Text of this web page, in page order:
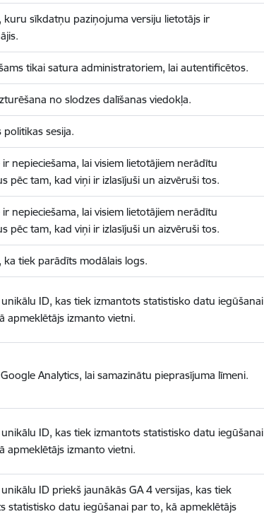
kuru sīkdatņu paziņojuma versiju lietotājs ir
tikai satura administratoriem, lai autentificētos.
no slodzes dalīšanas viedokļa.
politikas sesija.
nepieciešama, lai visiem lietotājiem nerādītu
pēc tam, kad viņi ir izlasījuši un aizvēruši tos.
nepieciešama, lai visiem lietotājiem nerādītu
pēc tam, kad viņi ir izlasījuši un aizvēruši tos.
ka tiek parādīts modālais logs.
ID, kas tiek izmantots statistisko datu iegūšanai
apmeklētājs izmanto vietni.
Analytics, lai samazinātu pieprasījuma līmeni.
ID, kas tiek izmantots statistisko datu iegūšanai
apmeklētājs izmanto vietni.
ID priekš jaunākās GA 4 versijas, kas tiek
statistisko datu iegūšanai par to, kā apmeklētājs